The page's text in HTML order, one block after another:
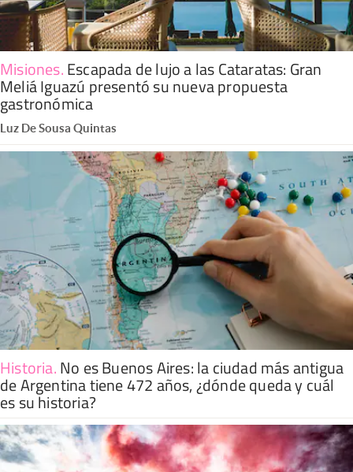
Misiones.Escapada de lujo a las Cataratas: Gran
Meliá Iguazú presentó su nueva propuesta
gastronómica
Luz De Sousa Quintas
Historia.No es Buenos Aires: la ciudad más antigua
de Argentina tiene 472 años, ¿dónde queda y cuál
es su historia?